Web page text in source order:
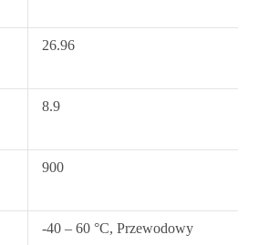
26.96
8.9
900
-40 – 60 °C, Przewodowy